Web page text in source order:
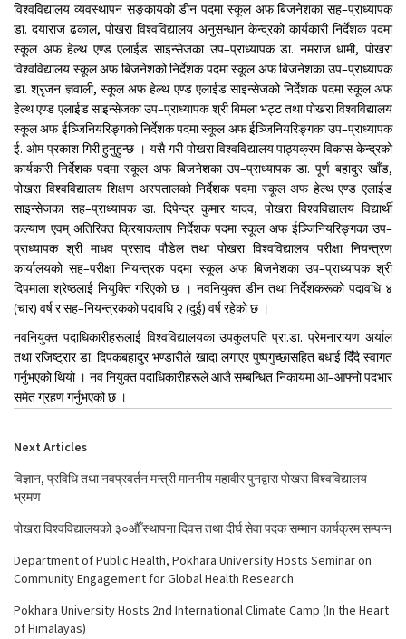
विश्वविद्यालय व्यवस्थापन सङ्कायको डीन पदमा स्कूल अफ बिजनेशका सह–प्राध्यापक
डा. दयाराज ढकाल, पोखरा विश्वविद्यालय अनुसन्धान केन्द्रको कार्यकारी निर्देशक पदमा
स्कूल अफ हेल्थ एण्ड एलाईड साइन्सेजका उप–प्राध्यापक डा. नमराज धामी, पोखरा
विश्वविद्यालय स्कूल अफ बिजनेशको निर्देशक पदमा स्कूल अफ बिजनेशका उप–प्राध्यापक
डा. श्रृजन ज्ञवाली, स्कूल अफ हेल्थ एण्ड एलाईड साइन्सेजको निर्देशक पदमा स्कूल अफ
हेल्थ एण्ड एलाईड साइन्सेजका उप–प्राध्यापक श्री बिमला भट्ट तथा पोखरा विश्वविद्यालय
स्कूल अफ ईञ्जिनियरिङ्गको निर्देशक पदमा स्कूल अफ ईञ्जिनियरिङ्गका उप–प्राध्यापक
ई. ओम प्रकाश गिरी हुनुहुन्छ । यसै गरी पोखरा विश्वविद्यालय पाठ्यक्रम विकास केन्द्रको
कार्यकारी निर्देशक पदमा स्कूल अफ बिजनेशका उप–प्राध्यापक डा. पूर्ण बहादुर खाँड,
पोखरा विश्वविद्यालय शिक्षण अस्पतालको निर्देशक पदमा स्कूल अफ हेल्थ एण्ड एलाईड
साइन्सेजका सह–प्राध्यापक डा. दिपेन्द्र कुमार यादव, पोखरा विश्वविद्यालय विद्यार्थी
कल्याण एवम् अतिरिक्त क्रियाकलाप निर्देशक पदमा स्कूल अफ ईञ्जिनियरिङ्गका उप–
प्राध्यापक श्री माधव प्रसाद पौडेल तथा पोखरा विश्वविद्यालय परीक्षा नियन्त्रण
कार्यालयको सह–परीक्षा नियन्त्रक पदमा स्कूल अफ बिजनेशका उप–प्राध्यापक श्री
दिपमाला श्रेष्ठलाई नियुक्ति गरिएको छ । नवनियुक्त डीन तथा निर्देशकरूको पदावधि ४
(चार) वर्ष र सह–नियन्त्रकको पदावधि २ (दुई) वर्ष रहेको छ ।
नवनियुक्त पदाधिकारीहरूलाई विश्वविद्यालयका उपकुलपति प्रा.डा. प्रेमनारायण अर्याल
तथा रजिष्ट्रार डा. दिपकबहादुर भण्डारीले खादा लगाएर पुष्पगुच्छासहित बधाई दिंँदै स्वागत
गर्नुभएको थियो । नव नियुक्त पदाधिकारीहरूले आजै सम्बन्धित निकायमा आ–आफ्नो पदभार
समेत ग्रहण गर्नुभएको छ ।
Next Articles
विज्ञान, प्रविधि तथा नवप्रवर्तन मन्त्री माननीय महावीर पुनद्वारा पोखरा विश्वविद्यालय
भ्रमण
पोखरा विश्वविद्यालयको ३०औँ स्थापना दिवस तथा दीर्घ सेवा पदक सम्मान कार्यक्रम सम्पन्न
Department of Public Health, Pokhara University Hosts Seminar on
Community Engagement for Global Health Research
Pokhara University Hosts 2nd International Climate Camp (In the Heart
of Himalayas)